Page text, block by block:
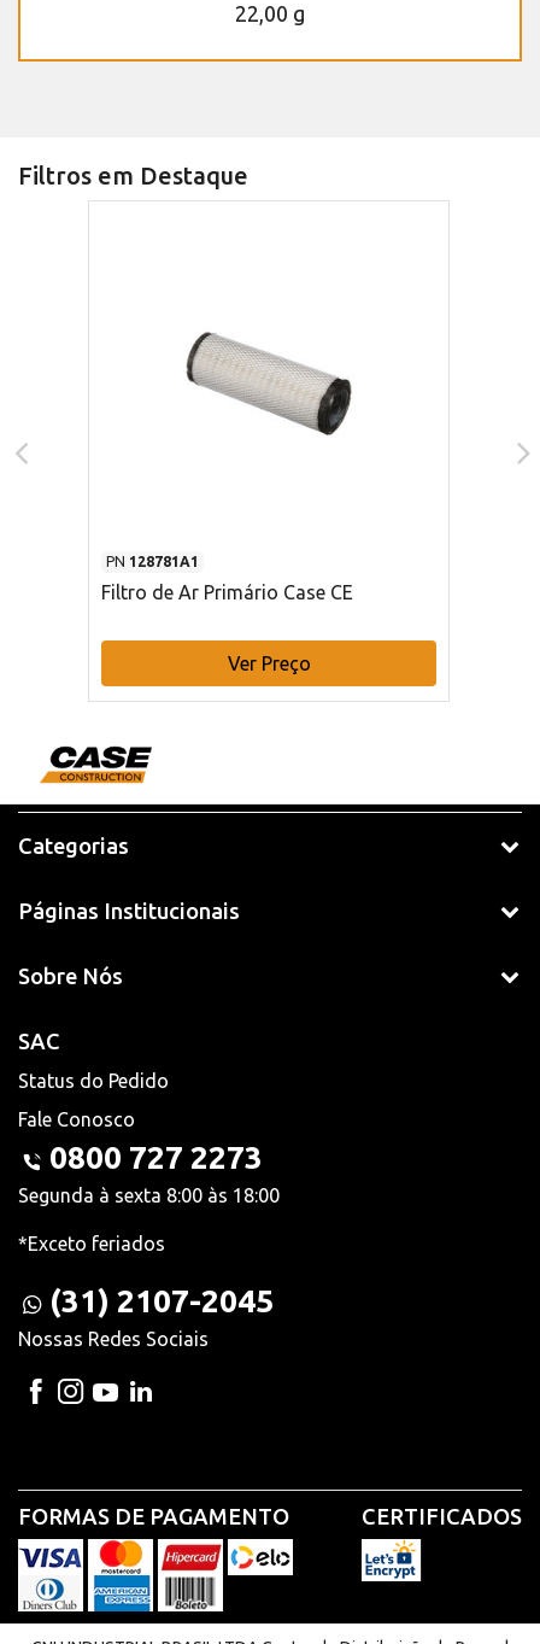
22,00 g
Filtros em Destaque
PN 128781A1
Filtro de Ar Primário Case CE
Ver Preço
Categorias
Páginas Institucionais
Sobre Nós
SAC
Status do Pedido
Fale Conosco
0800 727 2273
Segunda à sexta 8:00 às 18:00
*Exceto feriados
(31) 2107-2045
Nossas Redes Sociais
FORMAS DE PAGAMENTO CERTIFICADOS